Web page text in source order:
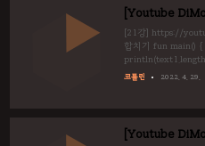
[Youtube
[21강] https://
합치기 fun main()
지막에 null로 끝나
코틀린 2022. 4. 29.
[Youtube